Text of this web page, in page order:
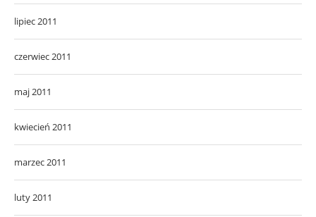
lipiec 2011
czerwiec 2011
maj 2011
kwiecień 2011
marzec 2011
luty 2011